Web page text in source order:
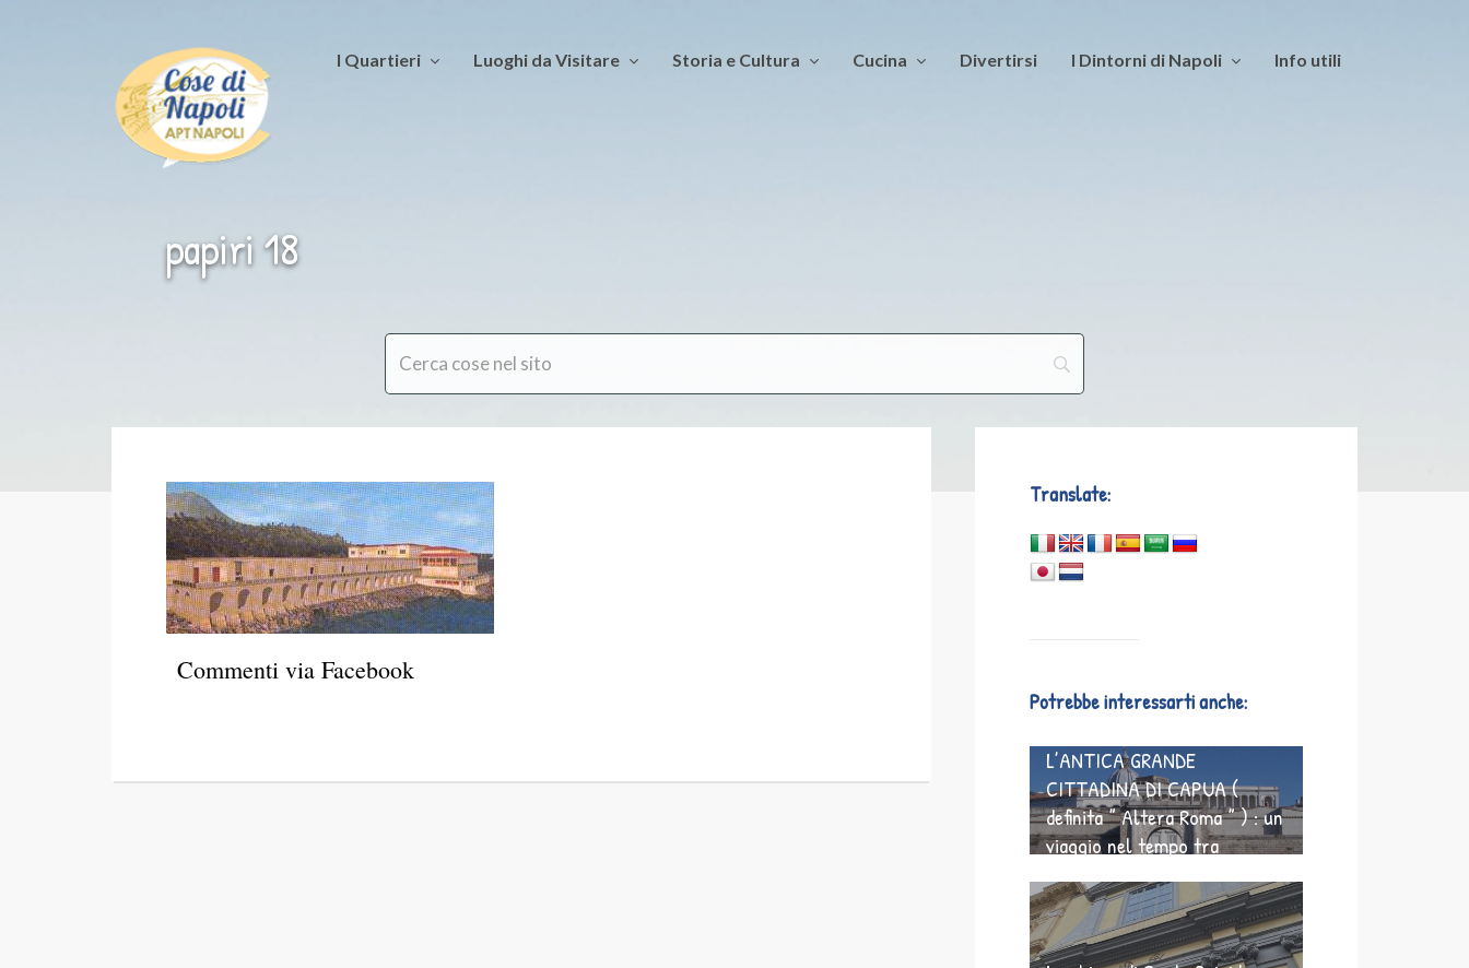
I Quartieri Luoghi da Visitare Storia e Cultura Cucina Divertirsi I Dintorni di Napoli Info utili
papiri 18
Commenti via Facebook
Translate:
Potrebbe interessarti anche:
L’ANTICA GRANDE
CITTADINA DI CAPUA (
definita ” Altera Roma ” ) : un
viaggio nel tempo tra
romani e indegni figli papali